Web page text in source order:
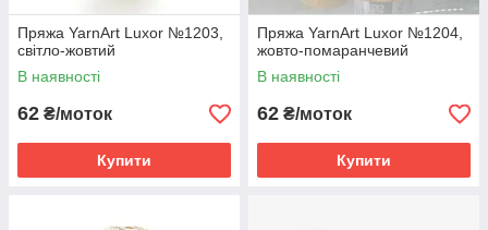
Пряжа YarnArt Luxor №1203,
світло-жовтий
В наявності
62 ₴/моток
Купити
Пряжа YarnArt Luxor №1204,
жовто-помаранчевий
В наявності
62 ₴/моток
Купити